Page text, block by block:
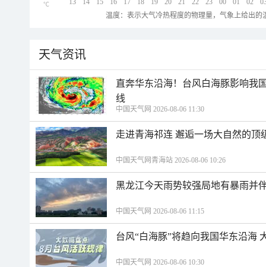
13 14 15 16 17 18 19 20 21 22 23 00 01 02
℃
温度：表示大气冷热程度的物理量，气象上给出
天气资讯
直奔华东沿海！台风白海豚影响我
线
中国天气网 2026-08-06 11:30
走进青海祁连 邂逅一场大自然的顶
中国天气网青海站 2026-08-06 10:26
黑龙江今天雨势较强局地有暴雨并
中国天气网 2026-08-06 11:15
台风“白海豚”将趋向我国华东沿海
中国天气网 2026-08-06 10:30